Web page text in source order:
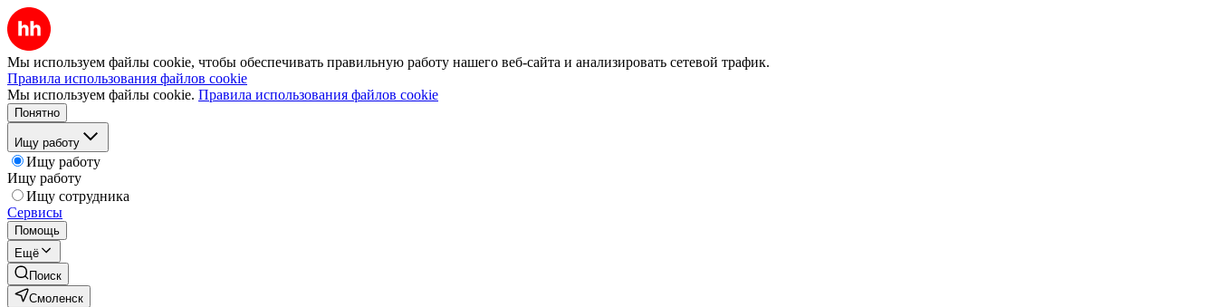
Мы используем файлы cookie, чтобы обеспечивать правильную работу нашего веб-сайта и анализировать сетевой трафик.
Правила использования файлов cookie
Мы используем файлы cookie. Правила использования файлов cookie
Понятно
Ищу работу
Ищу работу
Ищу работу
Ищу сотрудника
Сервисы
Помощь
Ещё
Поиск
Смоленск